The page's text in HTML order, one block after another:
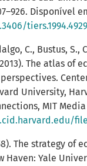
Disponível
tiers.1994.4929
C., Bustus, S.,
The atlas of
University,
MIT
files/growthlab/
The strategy of
Haven: Yale